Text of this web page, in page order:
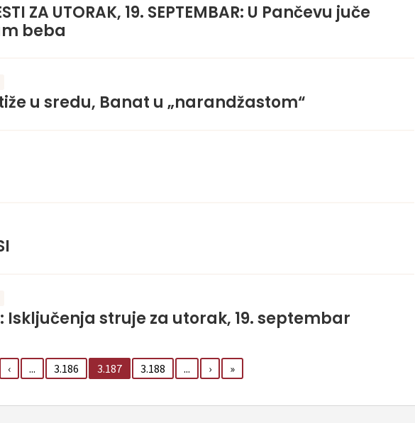
ZA UTORAK, 19. SEPTEMBAR: U Pančevu juče
beba
u sredu, Banat u „narandžastom“
Isključenja struje za utorak, 19. septembar
‹ ... 3.186 3.187 3.188 ... › »